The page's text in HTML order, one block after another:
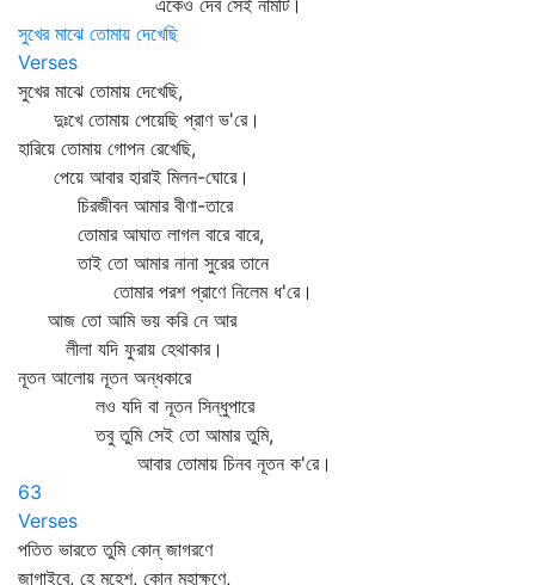
একেও দেব সেই নামটি।
সুখের মাঝে তোমায় দেখেছি
Verses
সুখের মাঝে তোমায় দেখেছি,
দুঃখে তোমায় পেয়েছি প্রাণ ভ'রে।
হারিয়ে তোমায় গোপন রেখেছি,
পেয়ে আবার হারাই মিলন-ঘোরে।
চিরজীবন আমার বীণা-তারে
তোমার আঘাত লাগল বারে বারে,
তাই তো আমার নানা সুরের তানে
তোমার পরশ প্রাণে নিলেম ধ'রে।
আজ তো আমি ভয় করি নে আর
লীলা যদি ফুরায় হেথাকার।
নূতন আলোয় নূতন অন্ধকারে
লও যদি বা নূতন সিন্ধুপারে
তবু তুমি সেই তো আমার তুমি,
আবার তোমায় চিনব নূতন ক'রে।
63
Verses
পতিত ভারতে তুমি কোন্‌ জাগরণে
জাগাইবে, হে মহেশ, কোন্‌ মহাক্ষণে,